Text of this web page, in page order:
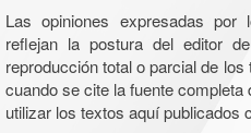
Las opiniones expresadas por
reflejan la postura del editor
reproducción total o parcial de
cuando se cite la fuente
utilizar los textos aquí publicados